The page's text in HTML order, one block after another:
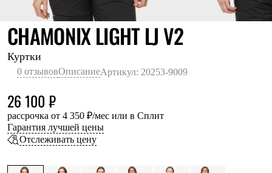
Термобелье
Теплое термобелье
Среднее термобелье
Легкое термобелье
Лёгкая одежда
Футболки
Рубашки
Брюки
Шорты
Женская одежда
Утепленная пухом
Куртки
Жилеты
CHAMONIX LIGHT LJ V2ЧЕРНЫЙ
Куртки
0 отзывовОписаниеАртикул: 20253-9009
26 100 ₽
рассрочка от 4 350 ₽/мес или в Сплит
Гарантия лучшей цены
Отслеживать цену